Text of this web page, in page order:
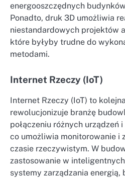
energooszczędnych
Ponadto, druk 3D umożliwia
niestandardowych projektów
które byłyby trudne do
metodami.
Internet Rzeczy (IoT)
Internet Rzeczy (IoT) to
rewolucjonizuje branżę
połączeniu różnych urządzeń
co umożliwia monitorowanie i
czasie rzeczywistym. W
zastosowanie w
systemy zarządzania energią,